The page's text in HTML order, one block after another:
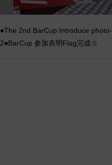
●The 2nd BarCup Introduce photo-
2●BarCup 参加表明Flag完成☆